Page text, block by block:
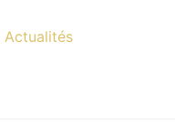
Actualités